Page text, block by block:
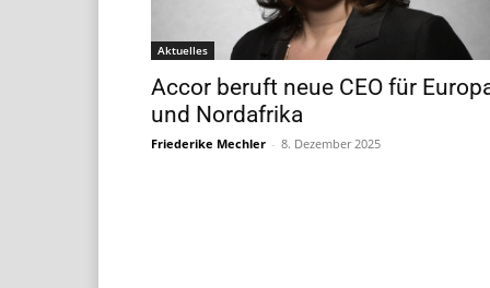
Aktuelles
Accor beruft neue CEO für
und Nordafrika
Friederike Mechler - 8. Dezember 2025